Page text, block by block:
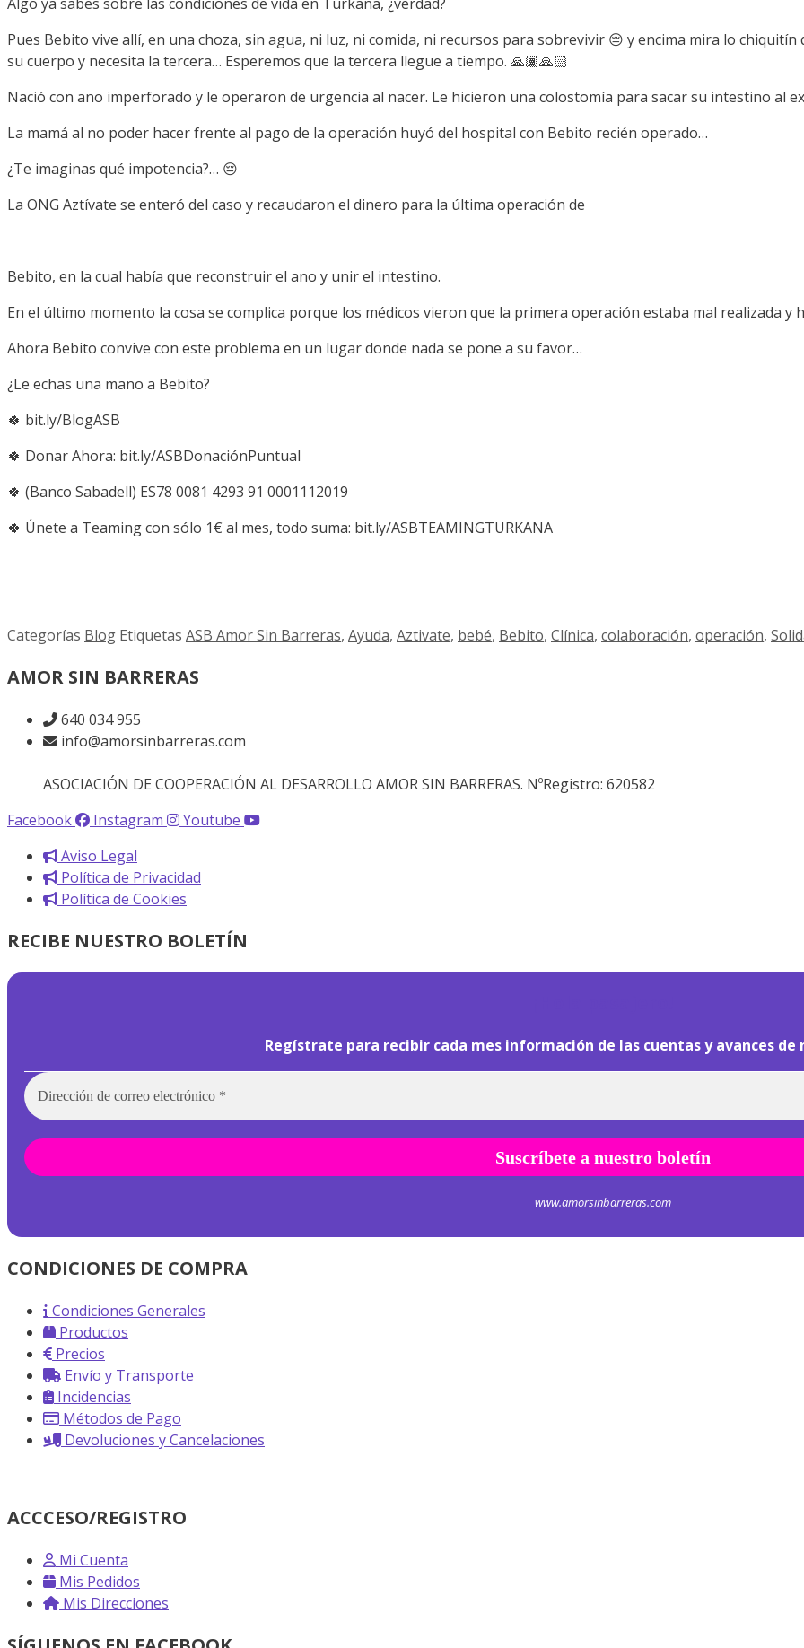
Pues Bebito vive allí, en una choza, sin agua, ni luz, ni comida, ni recursos para sobrevivir 😔 y encima mira lo chiquitín
su cuerpo y necesita la tercera… Esperemos que la tercera llegue a tiempo. 🙏🏾🙏🏻
Nació con ano imperforado y le operaron de urgencia al nacer. Le hicieron una colostomía para sacar su intestino al
La mamá al no poder hacer frente al pago de la operación huyó del hospital con Bebito recién operado…
¿Te imaginas qué impotencia?… 😔
La ONG Aztívate se enteró del caso y recaudaron el dinero para la última operación de
Bebito, en la cual había que reconstruir el ano y unir el intestino.
En el último momento la cosa se complica porque los médicos vieron que la primera operación estaba mal realizada y
Ahora Bebito convive con este problema en un lugar donde nada se pone a su favor…
¿Le echas una mano a Bebito?
🍀 bit.ly/BlogASB
🍀 Donar Ahora: bit.ly/ASBDonaciónPuntual
🍀 (Banco Sabadell) ES78 0081 4293 91 0001112019
🍀 Únete a Teaming con sólo 1€ al mes, todo suma: bit.ly/ASBTEAMINGTURKANA
Categorías Blog Etiquetas ASB Amor Sin Barreras, Ayuda, Aztivate, bebé, Bebito, Clínica, colaboración, operación,
AMOR SIN BARRERAS
640 034 955
info@amorsinbarreras.com
ASOCIACIÓN DE COOPERACIÓN AL DESARROLLO AMOR SIN BARRERAS. NºRegistro: 620582
Facebook
Instagram
Youtube
Aviso Legal
Política de Privacidad
Política de Cookies
RECIBE NUESTRO BOLETÍN
Regístrate para recibir cada mes información de las cuentas y avances de
www.amorsinbarreras.com
CONDICIONES DE COMPRA
Condiciones Generales
Productos
Precios
Envío y Transporte
Incidencias
Métodos de Pago
Devoluciones y Cancelaciones
ACCCESO/REGISTRO
Mi Cuenta
Mis Pedidos
Mis Direcciones